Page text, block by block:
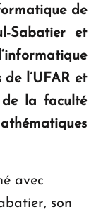
de
Sabatier et
l’UFAR et
de la faculté
avec
son